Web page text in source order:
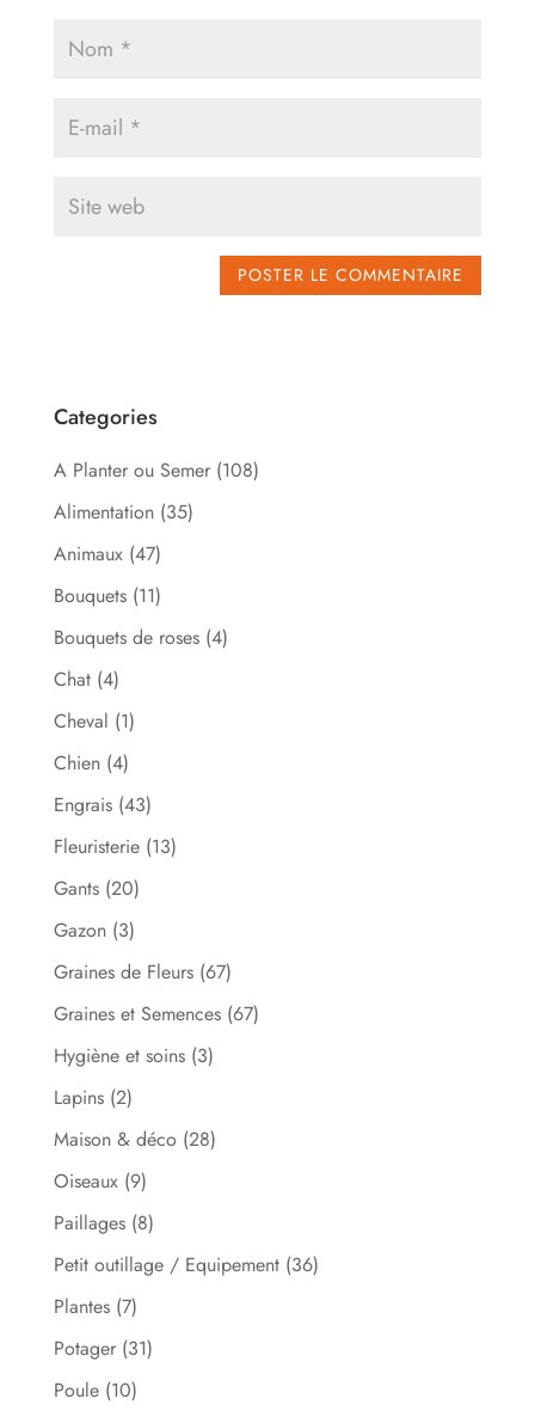
Categories
A Planter ou Semer (108)
Alimentation (35)
Animaux (47)
Bouquets (11)
Bouquets de roses (4)
Chat (4)
Cheval (1)
Chien (4)
Engrais (43)
Fleuristerie (13)
Gants (20)
Gazon (3)
Graines de Fleurs (67)
Graines et Semences (67)
Hygiène et soins (3)
Lapins (2)
Maison & déco (28)
Oiseaux (9)
Paillages (8)
Petit outillage / Equipement (36)
Plantes (7)
Potager (31)
Poule (10)